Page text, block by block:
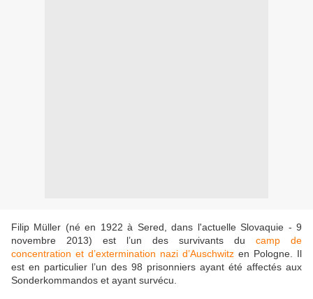
Filip Müller (né en 1922 à Sered, dans l'actuelle Slovaquie - 9
novembre 2013) est l’un des survivants du camp de
concentration et d’extermination nazi d’Auschwitz en Pologne. Il
est en particulier l’un des 98 prisonniers ayant été affectés aux
Sonderkommandos et ayant survécu.